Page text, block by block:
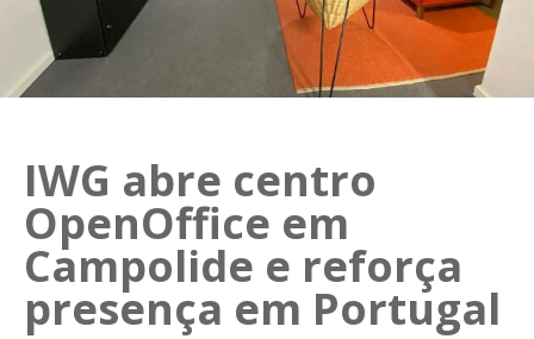
IWG abre centro
OpenOffice em
Campolide e reforça
presença em Portugal